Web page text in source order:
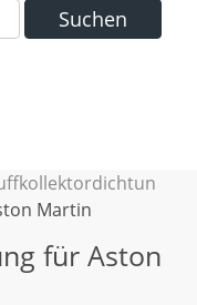
Suchen
Martin
für Aston